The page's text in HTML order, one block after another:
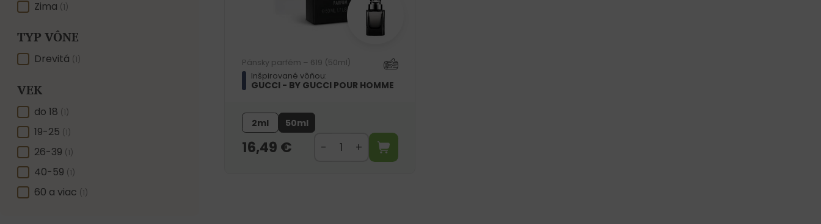
Zima (1)
TYP VÔNE
TYP VÔNE
Drevitá (1)
VEK
VEKdo 18 (1)
19-25 (1)
26-39 (1)
40-59 (1)
60 a viac (1)
Pánsky parfém – 619 (50ml)
Inšpirované vôňou:
GUCCI - BY GUCCI POUR HOMME
2ml 50ml
16,49 €